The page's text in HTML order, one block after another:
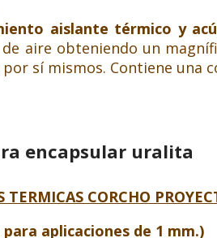
aislante térmico y
aire obteniendo un
sí mismos. Contiene una
encapsular uralita
TERMICAS CORCHO
aplicaciones de 1 mm.)